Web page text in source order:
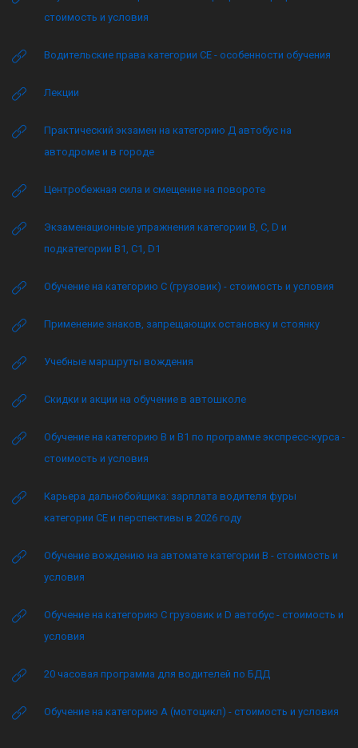
стоимость и условия
Водительские права категории CE - особенности обучения
Лекции
Практический экзамен на категорию Д автобус на
автодроме и в городе
Центробежная сила и смещение на повороте
Экзаменационные упражнения категории B, C, D и
подкатегории B1, C1, D1
Обучение на категорию C (грузовик) - стоимость и условия
Применение знаков, запрещающих остановку и стоянку
Учебные маршруты вождения
Скидки и акции на обучение в автошколе
Обучение на категорию B и B1 по программе экспресс-курса -
стоимость и условия
Карьера дальнобойщика: зарплата водителя фуры
категории CE и перспективы в 2026 году
Обучение вождению на автомате категории B - стоимость и
условия
Обучение на категорию C грузовик и D автобус - стоимость и
условия
20 часовая программа для водителей по БДД
Обучение на категорию А (мотоцикл) - стоимость и условия